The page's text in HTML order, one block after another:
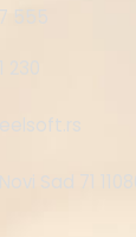
555
230
Sad 71